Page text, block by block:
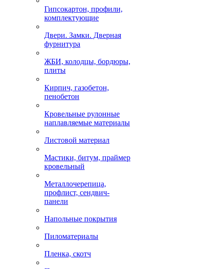
Гипсокартон, профили,
комплектующие
Двери. Замки. Дверная
фурнитура
ЖБИ, колодцы, бордюры,
плиты
Кирпич, газобетон,
пенобетон
Кровельные рулонные
наплавляемые материалы
Листовой материал
Мастики, битум, праймер
кровельный
Металлочерепица,
профлист, сендвич-
панели
Напольные покрытия
Пиломатериалы
Пленка, скотч